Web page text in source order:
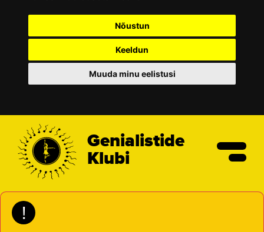
Nõustun
Keeldun
Muuda minu eelistusi
Genialistide
Klubi
!